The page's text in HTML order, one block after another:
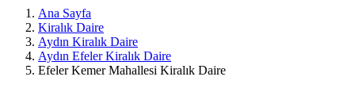
Ana Sayfa
Kiralık Daire
Aydın Kiralık Daire
Aydın Efeler Kiralık Daire
Efeler Kemer Mahallesi Kiralık Daire